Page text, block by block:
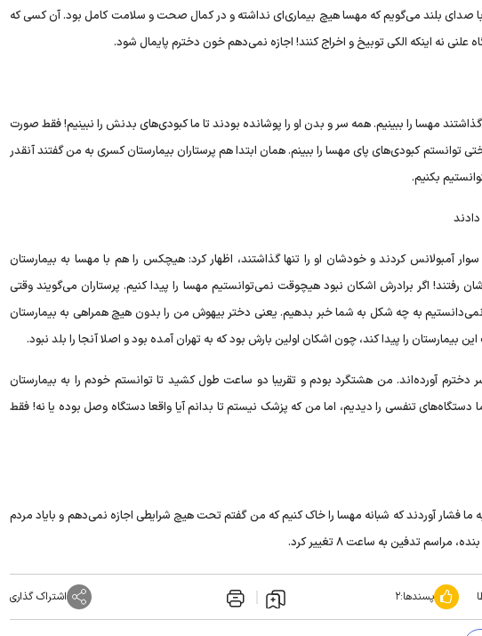
و ۲۲ سال او را بزرگ کردم با صدای بلند می‌گویم که مهسا هیچ بیماری‌ای نداشته و در کمال صحت و سلامت کامل بود. آن کسی که
نه اینکه الکی توبیخ و اخراج کنند! اجازه نمی‌دهم خون دخترم پایمال شود.
مهسا را ببینیم. همه سر و بدن او را پوشانده بودند تا ما کبودی‌های بدنش را نبینیم! فقط صورت
توانستم کبودی‌های پای مهسا را ببینم. همان ابتدا هم پرستاران بیمارستان کسری به من گفتند آنقدر
بکنیم.
آمبولانس کردند و خودشان او را تنها گذاشتند، اظهار کرد: هیچکس را هم با مهسا به بیمارستان
رفتند! اگر برادرش اشکان نبود هیچوقت نمی‌توانستیم مهسا را پیدا کنیم. پرستاران می‌گویند وقتی
به چه شکل به شما خبر بدهیم. یعنی دختر بیهوش من را بدون هیچ همراهی به بیمارستان
آورده‌اند. من هشتگرد بودم و تقریبا دو ساعت طول کشید تا توانستم خودم را به بیمارستان
دستگاه‌های تنفسی را دیدیم، اما من که پزشک نیستم تا بدانم آیا واقعا دستگاه وصل بوده یا نه! فقط
فشار آوردند که شبانه مهسا را خاک کنیم که من گفتم تحت هیچ شرایطی اجازه نمی‌دهم و بایاد مردم
تدفین به ساعت ۸ تغییر کرد.
پسندها:۲ اشتراک گذاری